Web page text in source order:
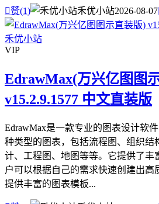
赞(1) 禾优小站2026-08-07
VIP
EdrawMax(万兴亿图图
v15.2.9.1577 中文直装版
EdrawMax是一款专业的图表设计软
种类型的图表，包括流程图、组织结
计、工程图、地图等等。它提供了丰
户可以根据自己的需求快速创建出高
提供丰富的图表模板...